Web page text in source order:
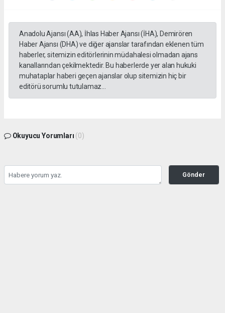
Anadolu Ajansı (AA), İhlas Haber Ajansı (İHA), Demirören
Haber Ajansı (DHA) ve diğer ajanslar tarafından eklenen tüm
haberler, sitemizin editörlerinin müdahalesi olmadan ajans
kanallarından çekilmektedir. Bu haberlerde yer alan hukuki
muhataplar haberi geçen ajanslar olup sitemizin hiç bir
editörü sorumlu tutulamaz...
Okuyucu Yorumları (0)
Gönder